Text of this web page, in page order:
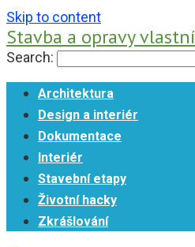
Skip to content
Stavba a opravy
Search:
Architektura
Design a interiér
Dokumentace
Interiér
Stavební etapy
Životní hacky
Zkrášlování